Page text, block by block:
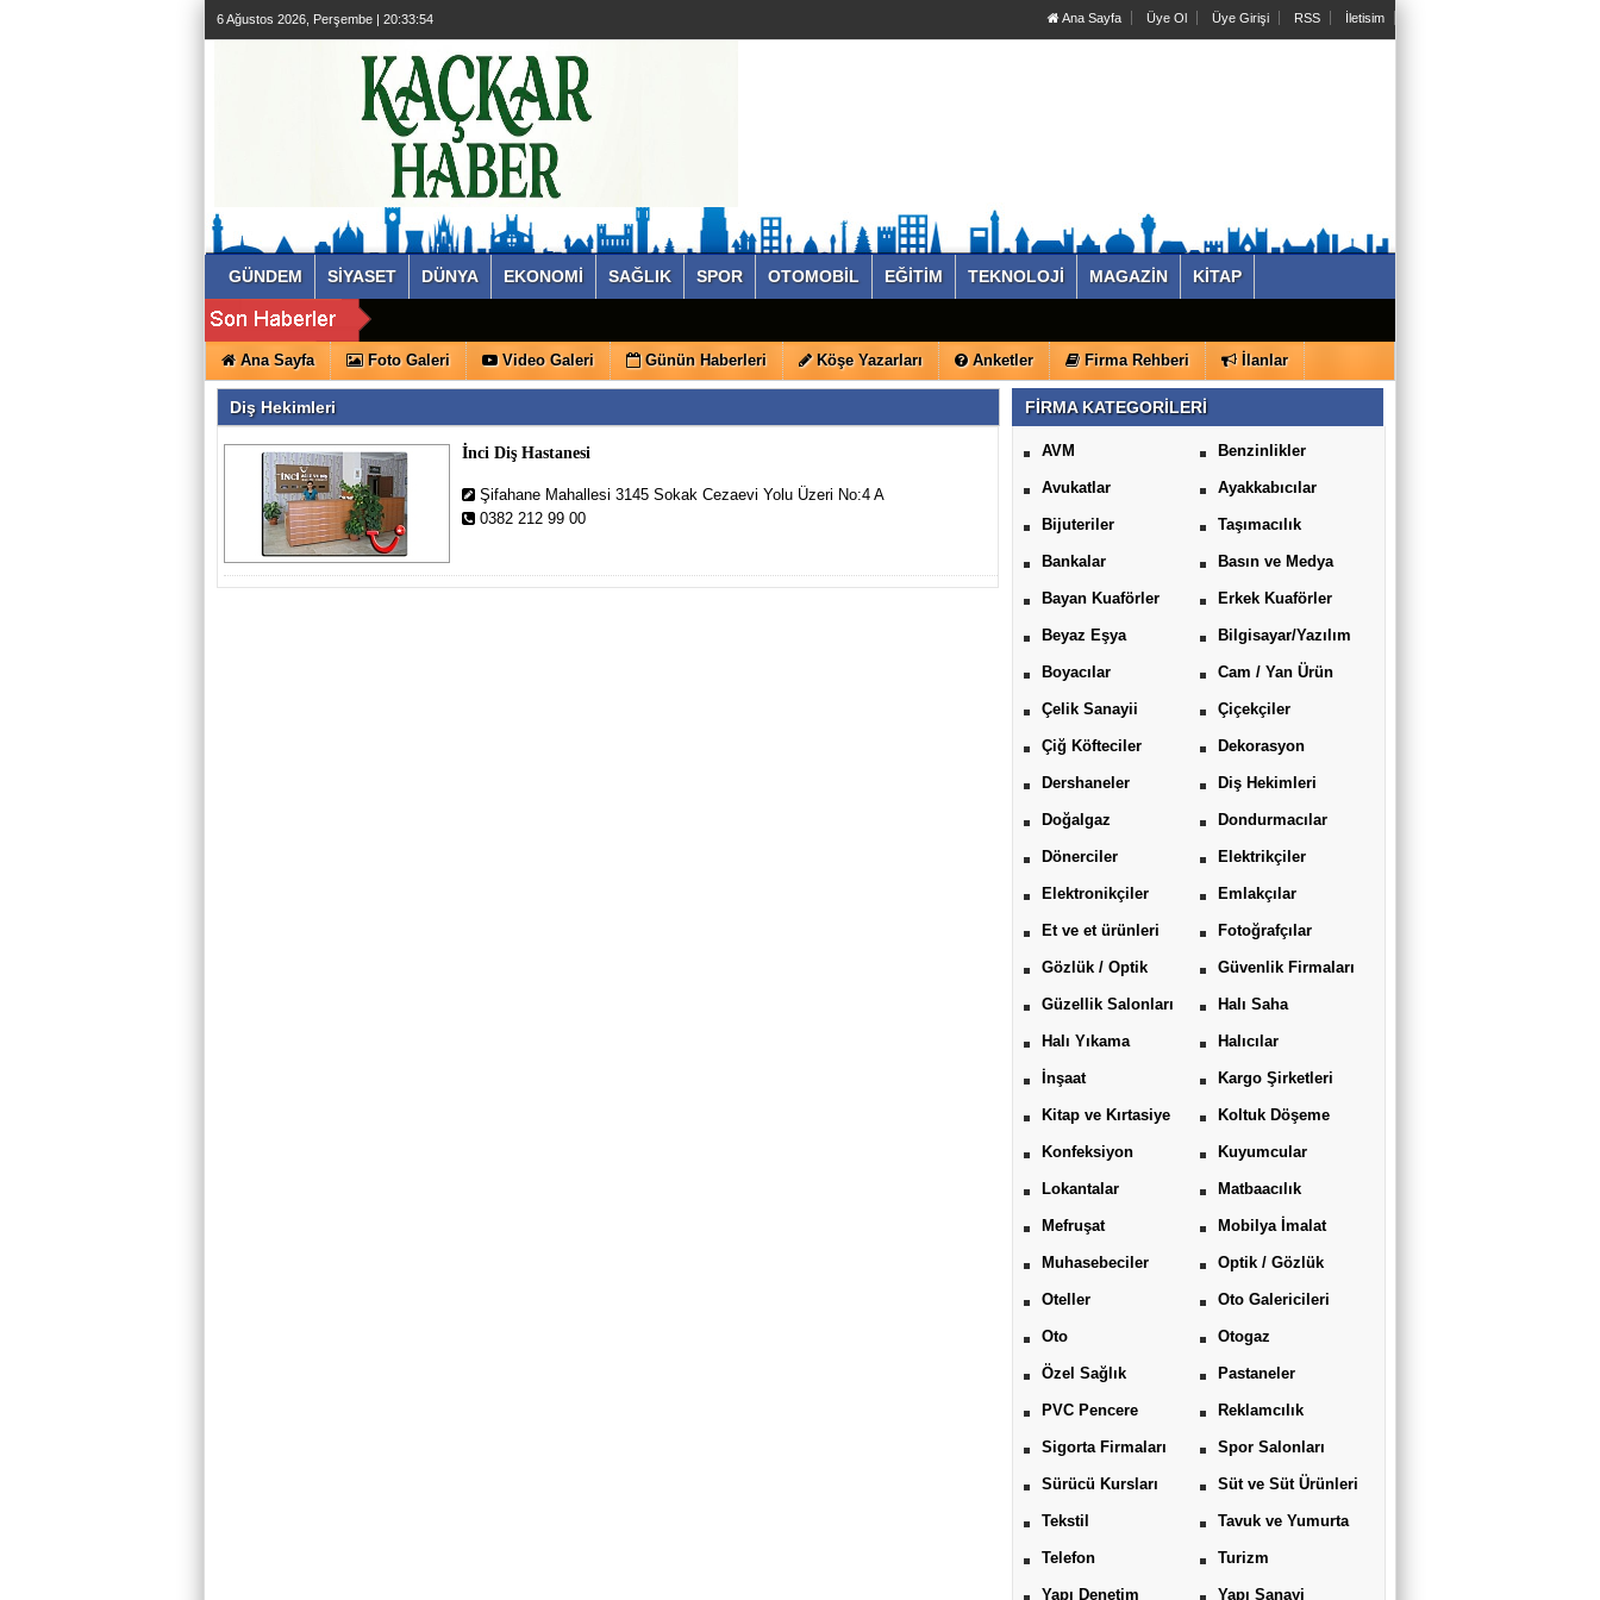
6 Ağustos 2026, Perşembe | 20:33:55 Ana Sayfa Üye Ol Üye Girişi RSS İletisim
GÜNDEM SİYASET DÜNYA EKONOMİ SAĞLIK SPOR OTOMOBİL EĞİTİM TEKNOLOJİ MAGAZİN KİTAP
Ana Sayfa Foto Galeri Video Galeri Günün Haberleri Köşe Yazarları Anketler Firma Rehberi İlanlar
Diş Hekimleri
İnci Diş Hastanesi
Şifahane Mahallesi 3145 Sokak Cezaevi Yolu Üzeri No:4 A
0382 212 99 00
FİRMA KATEGORİLERİ
AVM Benzinlikler
Avukatlar Ayakkabıcılar
Bijuteriler Taşımacılık
Bankalar Basın ve Medya
Bayan Kuaförler Erkek Kuaförler
Beyaz Eşya Bilgisayar/Yazılım
Boyacılar Cam / Yan Ürün
Çelik Sanayii Çiçekçiler
Çiğ Köfteciler Dekorasyon
Dershaneler Diş Hekimleri
Doğalgaz Dondurmacılar
Dönerciler Elektrikçiler
Elektronikçiler Emlakçılar
Et ve et ürünleri Fotoğrafçılar
Gözlük / Optik Güvenlik Firmaları
Güzellik Salonları Halı Saha
Halı Yıkama Halıcılar
İnşaat Kargo Şirketleri
Kitap ve Kırtasiye Koltuk Döşeme
Konfeksiyon Kuyumcular
Lokantalar Matbaacılık
Mefruşat Mobilya İmalat
Muhasebeciler Optik / Gözlük
Oteller Oto Galericileri
Oto Otogaz
Özel Sağlık Pastaneler
PVC Pencere Reklamcılık
Sigorta Firmaları Spor Salonları
Sürücü Kursları Süt ve Süt Ürünleri
Tekstil Tavuk ve Yumurta
Telefon Turizm
Yapı Denetim Yapı Sanayi